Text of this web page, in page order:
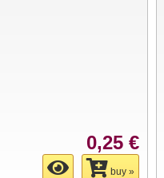
0,25 €
buy »